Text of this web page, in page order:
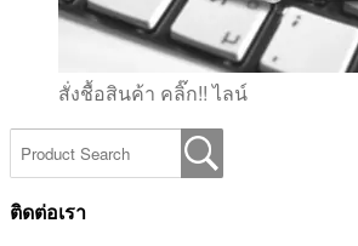
สั่งชื้อสินค้า คลิ๊ก!! ไลน์
ติดต่อเรา